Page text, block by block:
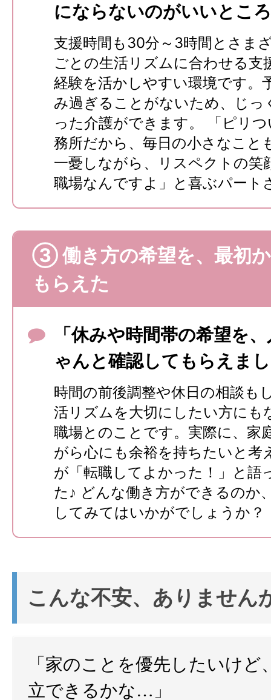
にならないのがいいとこ
支援時間も30分～3時間とさま
ごとの生活リズムに合わせる支
経験を活かしやすい環境です。
み過ぎることがないため、じっ
った介護ができます。 「ピリ
務所だから、毎日の小さなこと
一憂しながら、リスペクトの笑
職場なんですよ」と喜ぶパート
③ 働き方の希望を、最初
もらえた
「休みや時間帯の希望を
ゃんと確認してもらえま
時間の前後調整や休日の相談も
活リズムを大切にしたい方にも
職場とのことです。実際に、家
がら心にも余裕を持ちたいと考
が「転職してよかった！」と語
た♪ どんな働き方ができるのか
してみてはいかがでしょうか？
こんな不安、ありません
「家のことを優先したいけど
立できるかな…」